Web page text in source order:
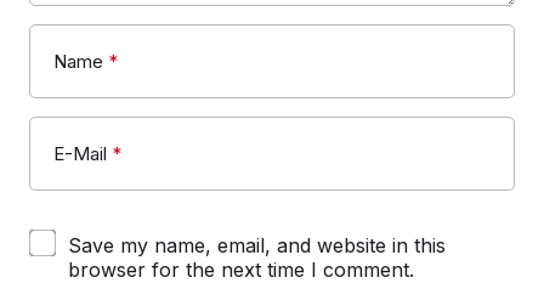
Name *
E-Mail *
Save my name, email, and website in this
browser for the next time I comment.